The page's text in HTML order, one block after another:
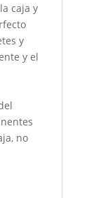
caja y
y
y el
no